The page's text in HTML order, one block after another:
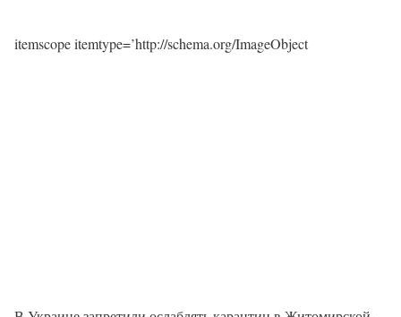
itemscope itemtype=’http://schema.org/ImageObject